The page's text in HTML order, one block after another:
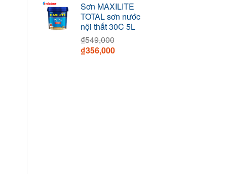
was:
₫2,343,000.
is:
₫1,359,000.
Sơn MAXILITE
TOTAL sơn nước
nội thất 30C 5L
₫549,000
Original
₫356,000Current